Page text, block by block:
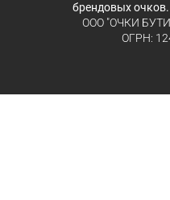
брендовых
ООО "ОЧКИ
ОГРН: